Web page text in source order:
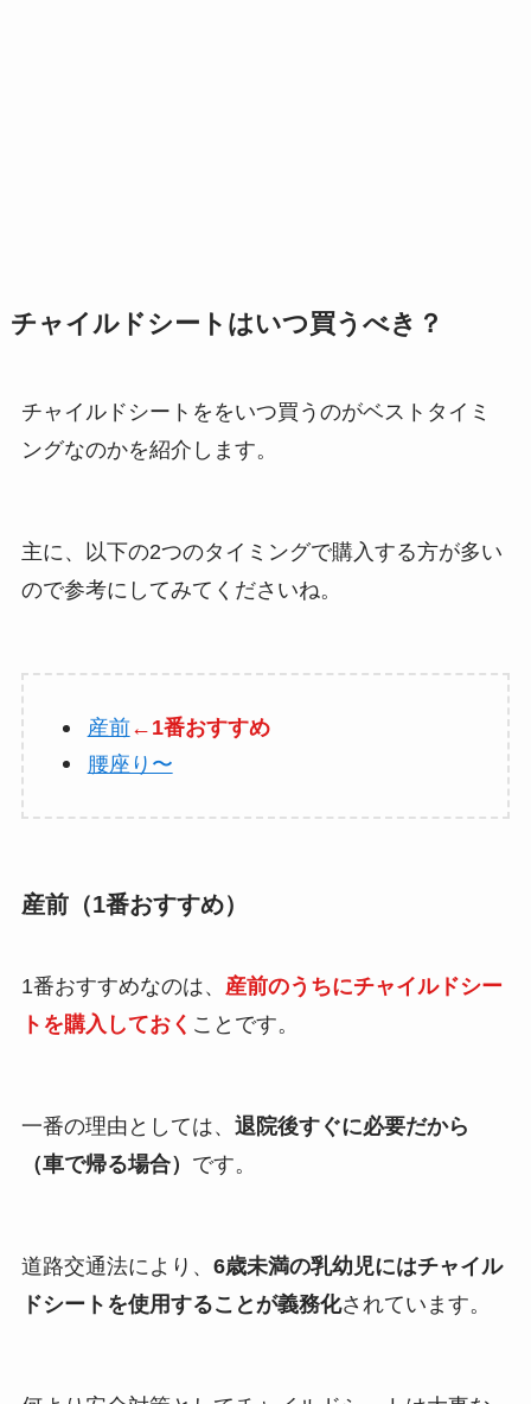
チャイルドシートはいつ買うべき？
チャイルドシートををいつ買うのがベストタイミ
ングなのかを紹介します。
主に、以下の2つのタイミングで購入する方が多い
ので参考にしてみてくださいね。
産前←1番おすすめ
腰座り〜
産前（1番おすすめ）
1番おすすめなのは、 産前のうちにチャイルドシー
トを購入しておく ことです。
一番の理由としては、 退院後すぐに必要だから
（車で帰る場合） です。
道路交通法により、 6歳未満の乳幼児にはチャイル
ドシートを使用することが義務化されています。